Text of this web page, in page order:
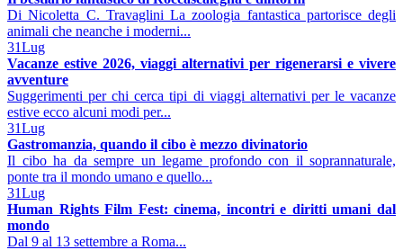
Di Nicoletta C. Travaglini La zoologia fantastica partorisce degli
animali che neanche i moderni...
31Lug
Vacanze estive 2026, viaggi alternativi per rigenerarsi e vivere
avventure
Suggerimenti per chi cerca tipi di viaggi alternativi per le vacanze
estive ecco alcuni modi per...
31Lug
Gastromanzia, quando il cibo è mezzo divinatorio
Il cibo ha da sempre un legame profondo con il soprannaturale,
ponte tra il mondo umano e quello...
31Lug
Human Rights Film Fest: cinema, incontri e diritti umani dal
mondo
Dal 9 al 13 settembre a Roma...